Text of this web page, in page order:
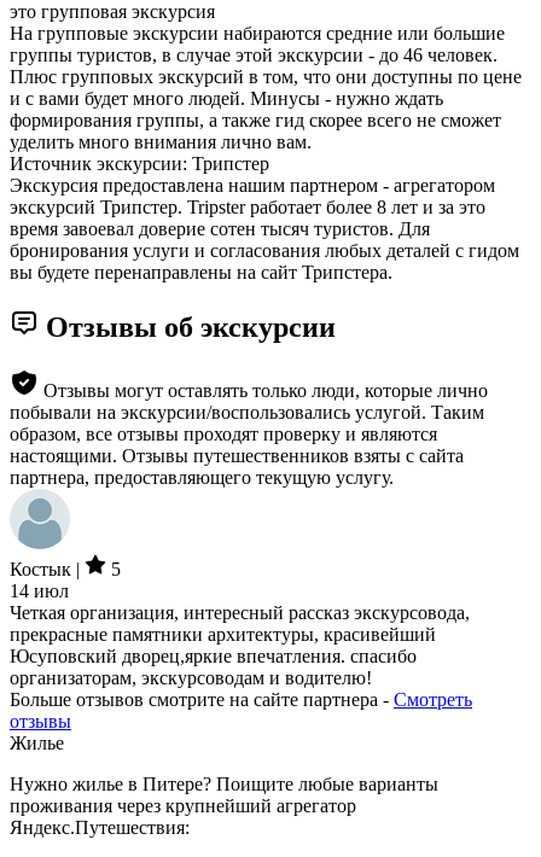
это групповая экскурсия
На групповые экскурсии набираются средние или большие
группы туристов, в случае этой экскурсии - до 46 человек.
Плюс групповых экскурсий в том, что они доступны по цене
и с вами будет много людей. Минусы - нужно ждать
формирования группы, а также гид скорее всего не сможет
уделить много внимания лично вам.
Источник экскурсии: Трипстер
Экскурсия предоставлена нашим партнером - агрегатором
экскурсий Трипстер. Tripster работает более 8 лет и за это
время завоевал доверие сотен тысяч туристов. Для
бронирования услуги и согласования любых деталей с гидом
вы будете перенаправлены на сайт Трипстера.
Отзывы об экскурсии
Отзывы могут оставлять только люди, которые лично
побывали на экскурсии/воспользовались услугой. Таким
образом, все отзывы проходят проверку и являются
настоящими. Отзывы путешественников взяты с сайта
партнера, предоставляющего текущую услугу.
Костык |
5
14 июл
Четкая организация, интересный рассказ экскурсовода,
прекрасные памятники архитектуры, красивейший
Юсуповский дворец,яркие впечатления. спасибо
организаторам, экскурсоводам и водителю!
Больше отзывов смотрите на сайте партнера - Смотреть
отзывы
Жилье
Нужно жилье в Питере? Поищите любые варианты
проживания через крупнейший агрегатор
Яндекс.Путешествия: